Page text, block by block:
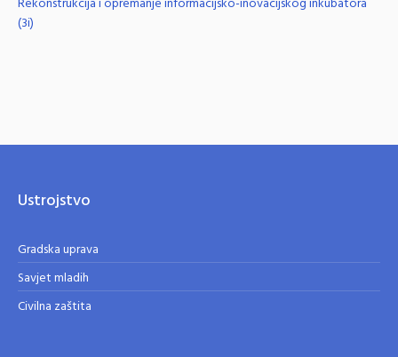
Rekonstrukcija i opremanje informacijsko-inovacijskog inkubatora
(3i)
Ustrojstvo
Gradska uprava
Savjet mladih
Civilna zaštita